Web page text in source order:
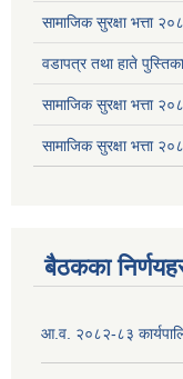
सामाजिक सुरक्षा भत्ता
वडापत्र तथा हाते पुस्तिका
सामाजिक सुरक्षा भत्ता
सामाजिक सुरक्षा भत्ता
बैठकका
आ.व. २०८२-८३